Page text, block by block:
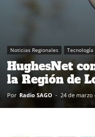
Noticias Regionales Tecnología
HughesNet
la Región de
Por Radio SAGO - 24 de marzo